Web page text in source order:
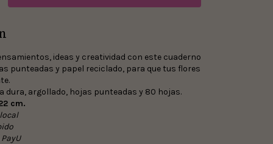
ideas y creatividad con este cuaderno
punteadas y papel reciclado, para que tus flores
dura, argollado, hojas punteadas y 80 hojas.
cm.